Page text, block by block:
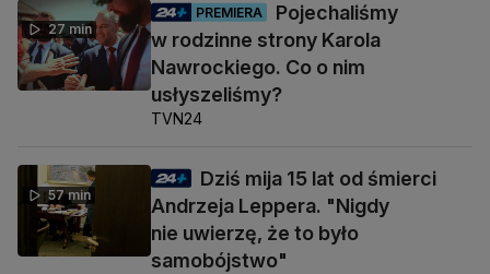
27 min
PREMIERA
Pojechaliśmy
w rodzinne strony Karola
Nawrockiego. Co o nim
usłyszeliśmy?
TVN24
57 min
Dziś mija 15 lat od śmierci
Andrzeja Leppera. "Nigdy
nie uwierzę, że to było
samobójstwo"